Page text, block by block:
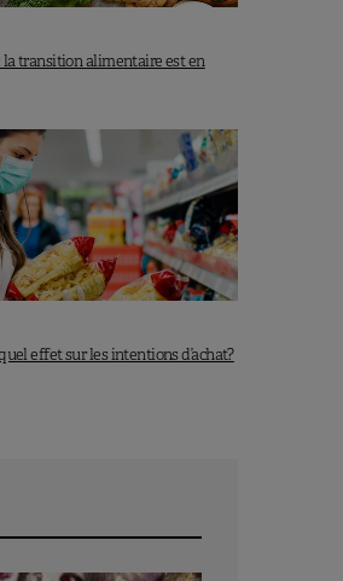
la transition alimentaire est en
effet sur les intentions d’achat?